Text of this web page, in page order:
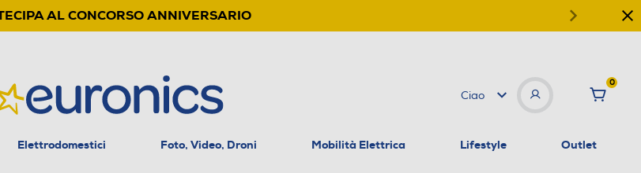
AL CONCORSO ANNIVERSARIO
Ciao
0
Elettrodomestici Foto, Video, Droni Mobilità Elettrica Lifestyle Outlet